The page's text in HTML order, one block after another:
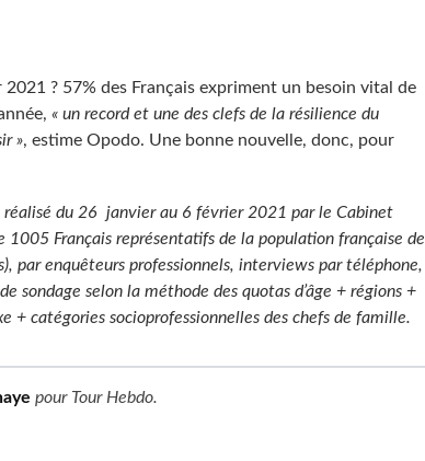
? 57% des Français expriment un besoin vital de
« un record et une des clefs de la résilience du
», estime Opodo. Une bonne nouvelle, donc, pour
du 26 janvier au 6 février 2021 par le Cabinet
1005 Français représentatifs de la population française de
par enquêteurs professionnels, interviews par téléphone,
sondage selon la méthode des quotas d’âge + régions +
+ catégories socioprofessionnelles des chefs de famille.
pour Tour Hebdo.